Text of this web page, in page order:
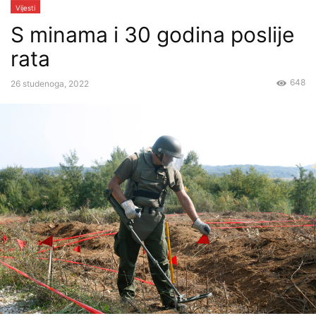
Vijesti
S minama i 30 godina poslije
rata
26 studenoga, 2022 648